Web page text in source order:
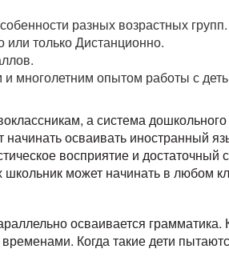
разных возрастных групп.
только Дистанционно.
многолетним опытом работы с
а система
начинать осваивать иностранный
восприятие и достаточный
школьник может начинать в любом
осваивается грамматика.
Когда такие дети